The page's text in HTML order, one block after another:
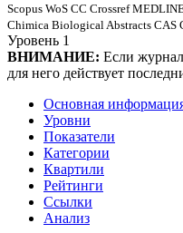
Scopus WoS CC Crossref
Chimica Biological Abstracts CAS
Уровень 1
ВНИМАНИЕ: Если
для него действует
Основная
Уровни
Показатели
Категории
Квартили
Рейтинги
Ссылки
Анализ